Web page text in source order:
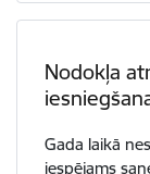
Nodokļa
Gada laikā
iespējams